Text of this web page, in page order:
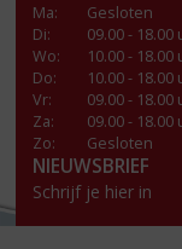
Ma:
Gesloten
Di:
09.00 - 18.00
Wo:
10.00 - 18.00
Do:
10.00 - 18.00
Vr:
09.00 - 18.00
Za:
09.00 - 18.00
Zo:
Gesloten
NIEUWSBRIEF
Schrijf je hier in